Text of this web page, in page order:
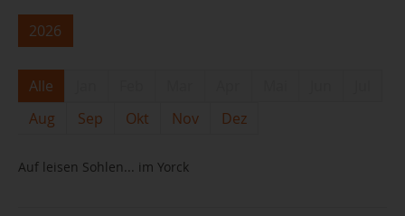
2026
Alle
Aug
Sep Okt Nov Dez
Auf leisen Sohlen... im Yorck